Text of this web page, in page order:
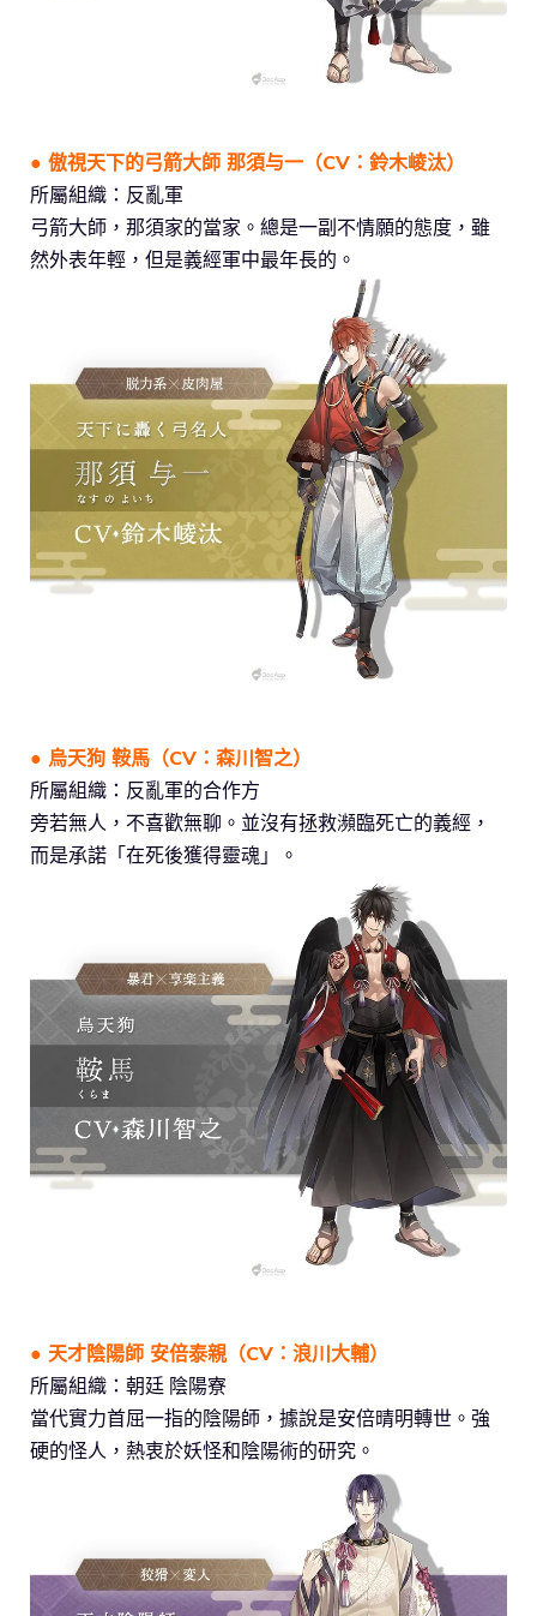
● 傲視天下的弓箭大師 那須与一（CV：鈴木崚汰）
所屬組織：反亂軍
弓箭大師，那須家的當家。總是一副不情願的態度，雖
然外表年輕，但是義經軍中最年長的。
● 烏天狗 鞍馬（CV：森川智之）
所屬組織：反亂軍的合作方
旁若無人，不喜歡無聊。並沒有拯救瀕臨死亡的義經，
而是承諾「在死後獲得靈魂」。
● 天才陰陽師 安倍泰親（CV：浪川大輔）
所屬組織：朝廷 陰陽寮
當代實力首屈一指的陰陽師，據說是安倍晴明轉世。強
硬的怪人，熱衷於妖怪和陰陽術的研究。